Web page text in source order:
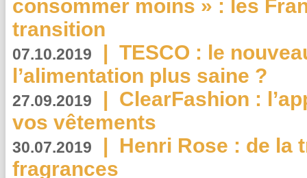
consommer moins » : les
transition
07.10.2019 | TESCO : le
l’alimentation plus saine ?
27.09.2019 | ClearFashion :
vos vêtements
30.07.2019 | Henri Rose : de la
fragrances